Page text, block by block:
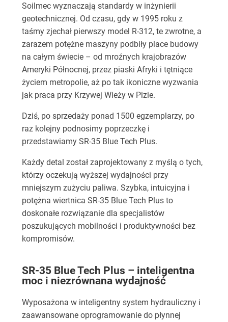
Soilmec wyznaczają standardy w inżynierii
geotechnicznej. Od czasu, gdy w 1995 roku z
taśmy zjechał pierwszy model R-312, te zwrotne, a
zarazem potężne maszyny podbiły place budowy
na całym świecie – od mroźnych krajobrazów
Ameryki Północnej, przez piaski Afryki i tętniące
życiem metropolie, aż po tak ikoniczne wyzwania
jak praca przy Krzywej Wieży w Pizie.
Dziś, po sprzedaży ponad 1500 egzemplarzy, po
raz kolejny podnosimy poprzeczkę i
przedstawiamy SR-35 Blue Tech Plus.
Każdy detal został zaprojektowany z myślą o tych,
którzy oczekują wyższej wydajności przy
mniejszym zużyciu paliwa. Szybka, intuicyjna i
potężna wiertnica SR-35 Blue Tech Plus to
doskonałe rozwiązanie dla specjalistów
poszukujących mobilności i produktywności bez
kompromisów.
SR-35 Blue Tech Plus – inteligentna
moc i niezrównana wydajność
Wyposażona w inteligentny system hydrauliczny i
zaawansowane oprogramowanie do płynnej